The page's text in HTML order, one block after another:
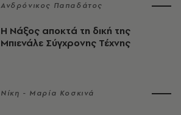
Ανδρόνικος Παπαδάτος
Η Νάξος αποκτά τη δική της
Μπιενάλε Σύγχρονης Τέχνης
Νίκη - Μαρία Κοσκινά